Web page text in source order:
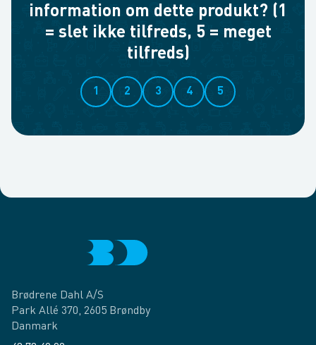
information om dette produkt? (1
= slet ikke tilfreds, 5 = meget
tilfreds)
1 2 3 4 5
Brødrene Dahl A/S
Park Allé 370, 2605 Brøndby
Danmark